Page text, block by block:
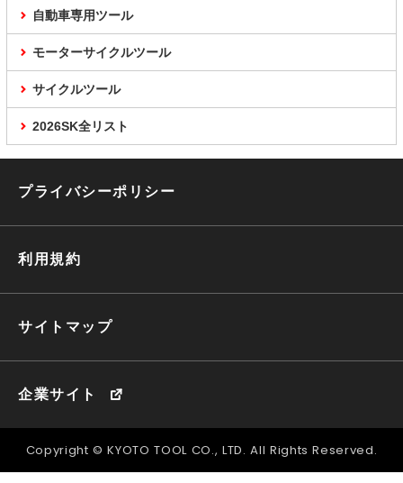
自動車専用ツール
モーターサイクルツール
サイクルツール
2026SK全リスト
プライバシーポリシー
利用規約
サイトマップ
企業サイト
Copyright © KYOTO TOOL CO., LTD. All Rights Reserved.